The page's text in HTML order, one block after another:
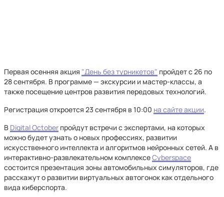
Первая осенняя акция "День без турникетов" пройдет с 26 по
28 сентября. В программе — экскурсии и мастер-классы, а
также посещение центров развития передовых технологий.
Регистрация откроется 23 сентября в 10:00 на сайте акции.
В Digital October пройдут встречи с экспертами, на которых
можно будет узнать о новых профессиях, развитии
искусственного интеллекта и алгоритмов нейронных сетей. А в
интерактивно-развлекательном комплексеCyberspace
состоится презентация зоны автомобильных симуляторов, где
расскажут о развитии виртуальных автогонок как отдельного
вида киберспорта.